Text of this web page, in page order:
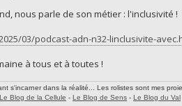
nous parle de son métier : l'inclusivité !
03/podcast-adn-n32-linclusivite-
à tous et à toutes !
s'incarner dans la réalité... Les rolistes sont mes
Le Blog de la Cellule - Le Blog de Sens - Le Blog du Val